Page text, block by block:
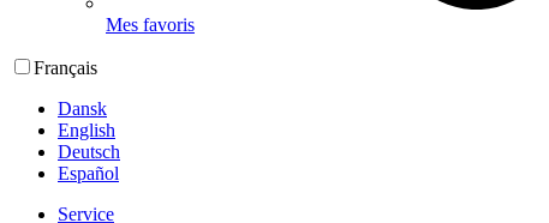
Mes favoris
Français
Dansk
English
Deutsch
Español
Service